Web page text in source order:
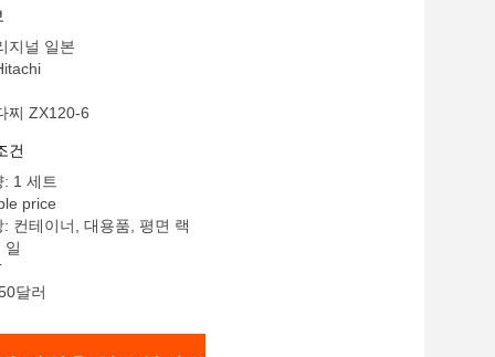
지널 일본
찌 ZX120-6
건
1 세트
price
컨테이너, 대용품, 평면 랙
일
달러